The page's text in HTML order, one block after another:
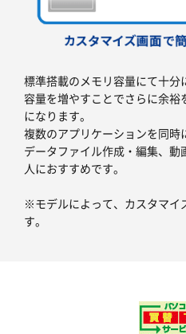
標準搭載のメモリ容量にて十分
容量を増やすことでさらに余
になります。
複数のアプリケーションを同
データファイル作成・編集、動
人におすすめです。
※モデルによって、カスタマイ
す。